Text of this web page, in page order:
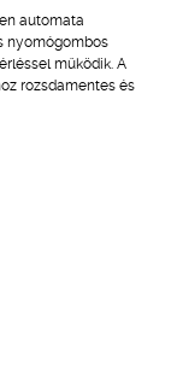
automata
nyomógombos
működik. A
rozsdamentes és